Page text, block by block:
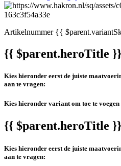
Artikelnummer{{
{{ $parent.heroTitle }}
Kies hieronder eerst de juiste
aan te vragen:
Kies hieronder variant om toe te voegen
{{ $parent.heroTitle }}
Kies hieronder eerst de juiste
aan te vragen: